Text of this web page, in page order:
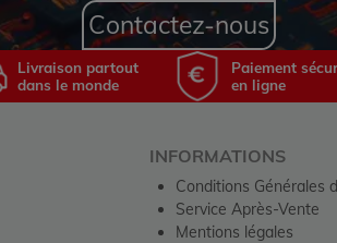
Contactez-nous
Livraison partout
dans le monde
Paiement
en ligne
INFORMATIONS
Conditions Générales
Service Après-Vente
Mentions légales